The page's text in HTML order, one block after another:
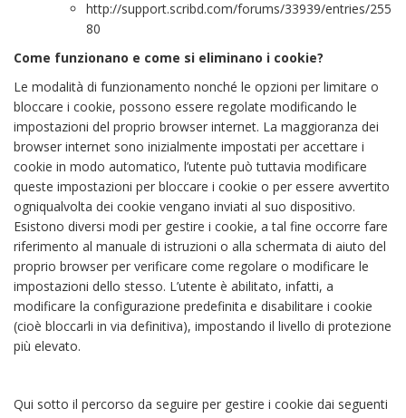
http://support.scribd.com/forums/33939/entries/255
80
Come funzionano e come si eliminano i cookie?
Le modalità di funzionamento nonché le opzioni per limitare o
bloccare i cookie, possono essere regolate modificando le
impostazioni del proprio browser internet. La maggioranza dei
browser internet sono inizialmente impostati per accettare i
cookie in modo automatico, l’utente può tuttavia modificare
queste impostazioni per bloccare i cookie o per essere avvertito
ogniqualvolta dei cookie vengano inviati al suo dispositivo.
Esistono diversi modi per gestire i cookie, a tal fine occorre fare
riferimento al manuale di istruzioni o alla schermata di aiuto del
proprio browser per verificare come regolare o modificare le
impostazioni dello stesso. L’utente è abilitato, infatti, a
modificare la configurazione predefinita e disabilitare i cookie
(cioè bloccarli in via definitiva), impostando il livello di protezione
più elevato.
Qui sotto il percorso da seguire per gestire i cookie dai seguenti